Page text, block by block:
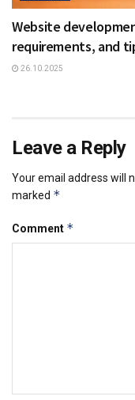
Website
requirements, and
26.10.2025
Leave a Reply
Your email address will
marked *
Comment *